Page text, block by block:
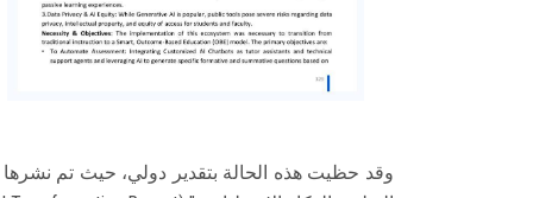
وقد حظيت هذه الحالة بتقدير دولي، حيث تم